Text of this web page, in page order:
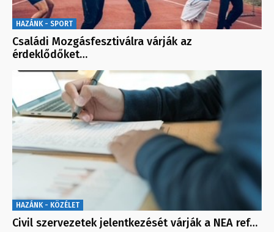
HAZÁNK - SPORT
Családi Mozgásfesztiválra várják az
érdeklődőket…
HAZÁNK - KÖZÉLET
Civil szervezetek jelentkezését várják a NEA ref…